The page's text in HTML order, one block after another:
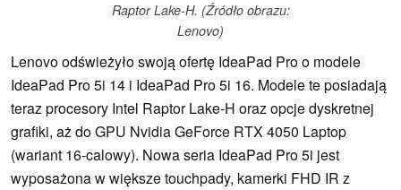
Raptor Lake-H. (Źródło obrazu:
Lenovo)
Lenovo odświeżyło swoją ofertę IdeaPad Pro o modele
IdeaPad Pro 5i 14 i IdeaPad Pro 5i 16. Modele te posiadają
teraz procesory Intel Raptor Lake-H oraz opcje dyskretnej
grafiki, aż do GPU Nvidia GeForce RTX 4050 Laptop
(wariant 16-calowy). Nowa seria IdeaPad Pro 5i jest
wyposażona w większe touchpady, kamerki FHD IR z